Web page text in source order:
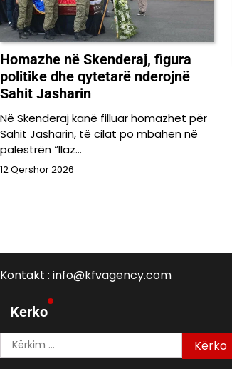
Homazhe në Skenderaj, figura
politike dhe qytetarë nderojnë
Sahit Jasharin
Në Skenderaj kanë filluar homazhet për
Sahit Jasharin, të cilat po mbahen në
palestrën “Ilaz…
12 Qershor 2026
Kontakt : info@kfvagency.com
Kerko
Kërko
për: